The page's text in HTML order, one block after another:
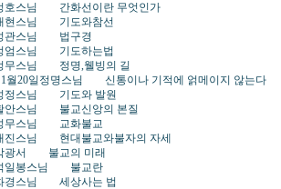
스님 간화선이란 무엇인가
스님 기도와참선
스님 법구경
스님 기도하는법
스님 정명,웰빙의 길
20일정명스님 신통이나 기적에 얽메이지 않는다
스님 기도와 발원
스님 불교신앙의 본질
스님 교화불교
님 현대불교와불자의 자세
서 불교의 미래
봉스님 불교란
스님 세상사는 법